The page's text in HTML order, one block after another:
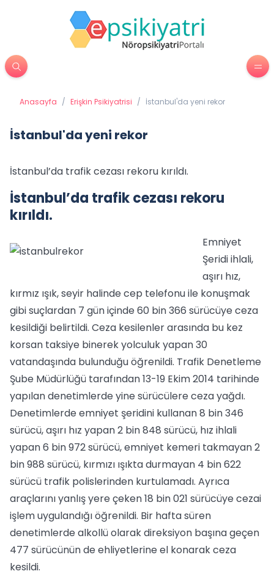
Anasayfa / Erişkin Psikiyatrisi / İstanbul'da yeni rekor
İstanbul'da yeni rekor
İstanbul’da trafik cezası rekoru kırıldı.
İstanbul’da trafik cezası rekoru
kırıldı.
Emniyet
Şeridi ihlali,
aşırı hız,
kırmız ışık, seyir halinde cep telefonu ile konuşmak
gibi suçlardan 7 gün içinde 60 bin 366 sürücüye ceza
kesildiği belirtildi. Ceza kesilenler arasında bu kez
korsan taksiye binerek yolculuk yapan 30
vatandaşında bulunduğu öğrenildi. Trafik Denetleme
Şube Müdürlüğü tarafından 13-19 Ekim 2014 tarihinde
yapılan denetimlerde yine sürücülere ceza yağdı.
Denetimlerde emniyet şeridini kullanan 8 bin 346
sürücü, aşırı hız yapan 2 bin 848 sürücü, hız ihlali
yapan 6 bin 972 sürücü, emniyet kemeri takmayan 2
bin 988 sürücü, kırmızı ışıkta durmayan 4 bin 622
sürücü trafik polislerinden kurtulamadı. Ayrıca
araçlarını yanlış yere çeken 18 bin 021 sürücüye cezai
işlem uygulandığı öğrenildi. Bir hafta süren
denetimlerde alkollü olarak direksiyon başına geçen
477 sürücünün de ehliyetlerine el konarak ceza
kesildi.